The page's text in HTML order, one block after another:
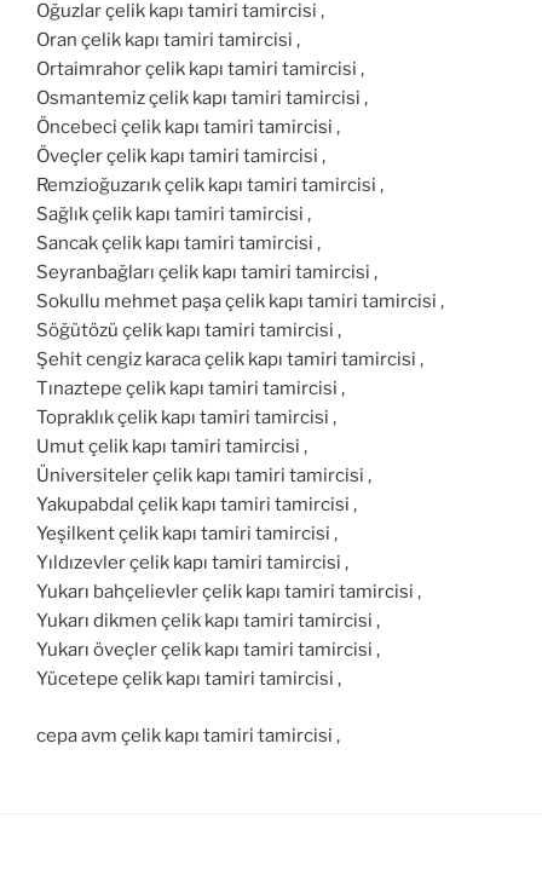
Oğuzlar çelik kapı tamiri tamircisi ,
Oran çelik kapı tamiri tamircisi ,
Ortaimrahor çelik kapı tamiri tamircisi ,
Osmantemiz çelik kapı tamiri tamircisi ,
Öncebeci çelik kapı tamiri tamircisi ,
Öveçler çelik kapı tamiri tamircisi ,
Remzioğuzarık çelik kapı tamiri tamircisi ,
Sağlık çelik kapı tamiri tamircisi ,
Sancak çelik kapı tamiri tamircisi ,
Seyranbağları çelik kapı tamiri tamircisi ,
Sokullu mehmet paşa çelik kapı tamiri tamircisi ,
Söğütözü çelik kapı tamiri tamircisi ,
Şehit cengiz karaca çelik kapı tamiri tamircisi ,
Tınaztepe çelik kapı tamiri tamircisi ,
Topraklık çelik kapı tamiri tamircisi ,
Umut çelik kapı tamiri tamircisi ,
Üniversiteler çelik kapı tamiri tamircisi ,
Yakupabdal çelik kapı tamiri tamircisi ,
Yeşilkent çelik kapı tamiri tamircisi ,
Yıldızevler çelik kapı tamiri tamircisi ,
Yukarı bahçelievler çelik kapı tamiri tamircisi ,
Yukarı dikmen çelik kapı tamiri tamircisi ,
Yukarı öveçler çelik kapı tamiri tamircisi ,
Yücetepe çelik kapı tamiri tamircisi ,
cepa avm çelik kapı tamiri tamircisi ,